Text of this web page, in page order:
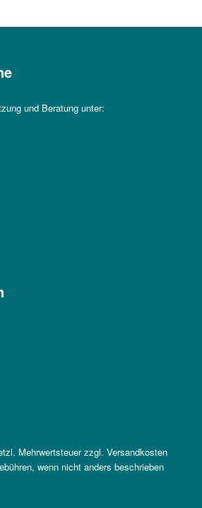
und Beratung unter:
Mehrwertsteuer zzgl. Versandkosten
wenn nicht anders beschrieben